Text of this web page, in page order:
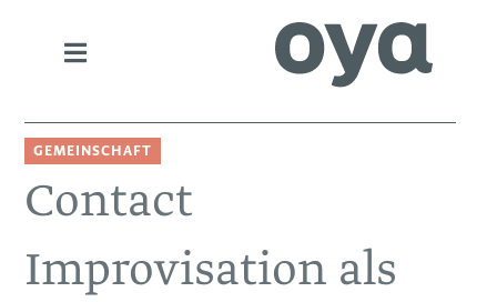
GEMEINSCHAFT
Contact
Improvisation als